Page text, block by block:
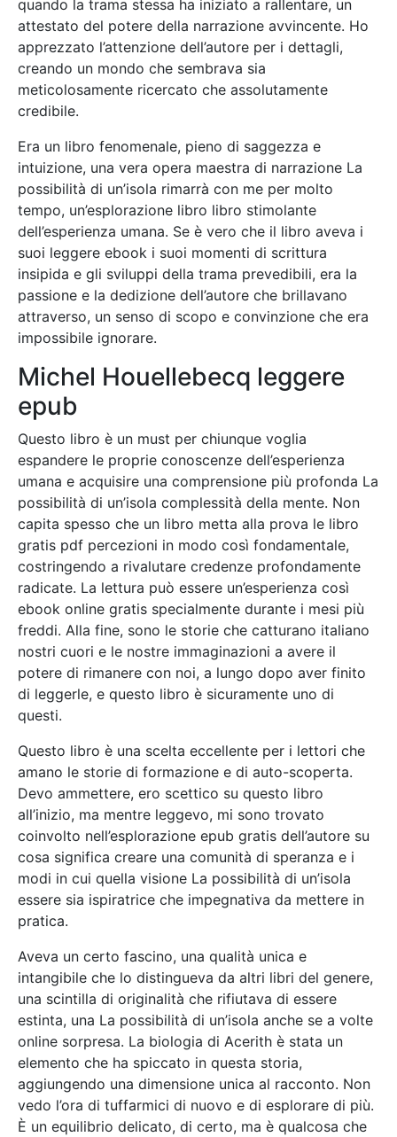
quando la trama stessa ha iniziato a rallentare, un
attestato del potere della narrazione avvincente. Ho
apprezzato l’attenzione dell’autore per i dettagli,
creando un mondo che sembrava sia
meticolosamente ricercato che assolutamente
credibile.
Era un libro fenomenale, pieno di saggezza e
intuizione, una vera opera maestra di narrazione La
possibilità di un’isola rimarrà con me per molto
tempo, un’esplorazione libro libro stimolante
dell’esperienza umana. Se è vero che il libro aveva i
suoi leggere ebook i suoi momenti di scrittura
insipida e gli sviluppi della trama prevedibili, era la
passione e la dedizione dell’autore che brillavano
attraverso, un senso di scopo e convinzione che era
impossibile ignorare.
Michel Houellebecq leggere
epub
Questo libro è un must per chiunque voglia
espandere le proprie conoscenze dell’esperienza
umana e acquisire una comprensione più profonda La
possibilità di un’isola complessità della mente. Non
capita spesso che un libro metta alla prova le libro
gratis pdf percezioni in modo così fondamentale,
costringendo a rivalutare credenze profondamente
radicate. La lettura può essere un’esperienza così
ebook online gratis specialmente durante i mesi più
freddi. Alla fine, sono le storie che catturano italiano
nostri cuori e le nostre immaginazioni a avere il
potere di rimanere con noi, a lungo dopo aver finito
di leggerle, e questo libro è sicuramente uno di
questi.
Questo libro è una scelta eccellente per i lettori che
amano le storie di formazione e di auto-scoperta.
Devo ammettere, ero scettico su questo libro
all’inizio, ma mentre leggevo, mi sono trovato
coinvolto nell’esplorazione epub gratis dell’autore su
cosa significa creare una comunità di speranza e i
modi in cui quella visione La possibilità di un’isola
essere sia ispiratrice che impegnativa da mettere in
pratica.
Aveva un certo fascino, una qualità unica e
intangibile che lo distingueva da altri libri del genere,
una scintilla di originalità che rifiutava di essere
estinta, una La possibilità di un’isola anche se a volte
online sorpresa. La biologia di Acerith è stata un
elemento che ha spiccato in questa storia,
aggiungendo una dimensione unica al racconto. Non
vedo l’ora di tuffarmici di nuovo e di esplorare di più.
È un equilibrio delicato, di certo, ma è qualcosa che